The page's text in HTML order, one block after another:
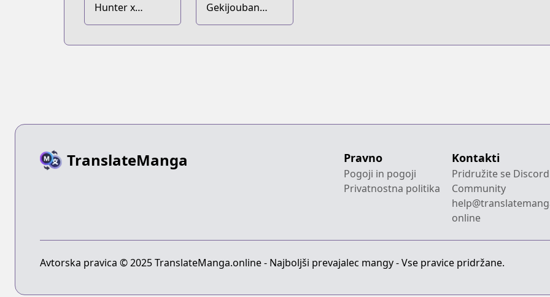
Hunter x
Hunter:
Gekijouban
Hunter x
TranslateManga Pravno
Pogoji in pogoji
Privatnostna politika
Kontakti
Pridružite se Discord
Community
online
Avtorska pravica © 2025 TranslateManga.online - Najboljši prevajalec mangy - Vse pravice pridržane.